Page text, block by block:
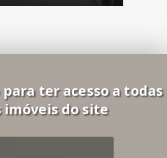
ter acesso a todas
imóveis do site